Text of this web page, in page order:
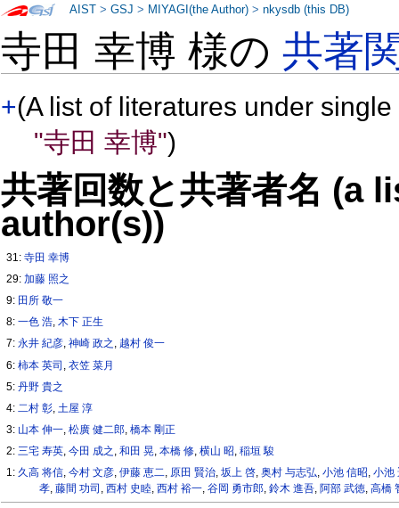
寺田 幸博 様の共著
+(A list of literatures under
"寺田 幸博")
共著回数と共著者名 (a
author(s))
31:寺田 幸博
29:加藤 照之
9: 田所 敬一
8:一色 浩,木下 正生
7:永井 紀彦,神崎 政之 , 越村 俊一
6:柿本 英司 ,衣笠 菜月
5:丹野 貴之
4: 二村 彰 土屋 淳
3: 山本 伸一 ,松廣 健二郎 ,橋本 剛正
2: 三宅 寿英 ,今田 成之 ,和田 晃 ,本橋 修 ,横山 昭 ,稲垣 駿
1: 久高 将信 ,今村 文彦 ,伊藤 恵二 原田 賢治 ,坂上 啓 ,奥村 与志弘 ,小池 信昭 ,小池
孝, 藤間 功司 西村 史睦, 西村 裕一, 谷岡 勇市郎, 鈴木 進吾, 阿部 武徳, 高橋
AIST >GSJ > MIYAGI(the Author) >nkysdb (this DB)